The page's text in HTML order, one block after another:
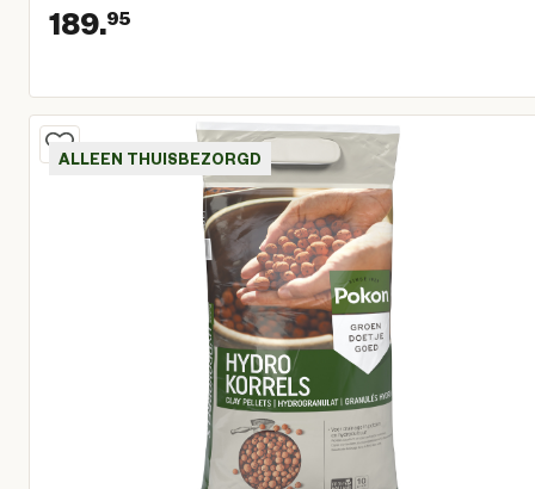
189.95
Huidige prijs € 189,95
ALLEEN THUISBEZORGD